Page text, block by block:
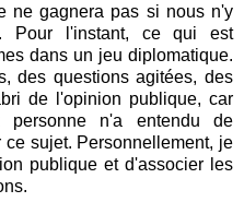
ne gagnera pas si nous n'y
Pour l'instant, ce qui est
dans un jeu diplomatique.
des questions agitées, des
de l'opinion publique, car
n'a entendu de
sujet. Personnellement, je
publique et d'associer les